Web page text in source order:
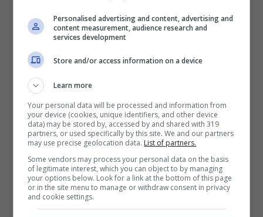
Berna dall’alto (Wikipedia)
capitale della Svizzera con il suo
bellissimo centro storico medievale, che
rappresenta una delle più importanti
testimonianze di architettura dell’epoca in
Europa, non a caso Patrimonio Unesco.
5) Monaco di Baviera
Personalised advertising and content, advertising and
content measurement, audience research and
services development
Store and/or access information on a device
Learn more
Your personal data will be processed and information from
your device (cookies, unique identifiers, and other device
data) may be stored by, accessed by and shared with 319
partners, or used specifically by this site. We and our partners
may use precise geolocation data. List of partners.
Some vendors may process your personal data on the basis
of legitimate interest, which you can object to by managing
your options below. Look for a link at the bottom of this page
or in the site menu to manage or withdraw consent in privacy
and cookie settings.